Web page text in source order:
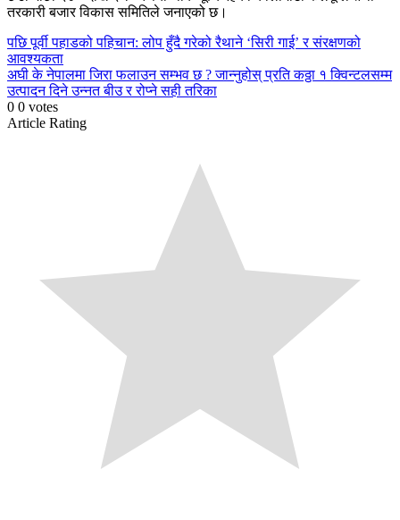
तरकारी बजार विकास समितिले जनाएको छ।
Continue
Reading
पछिपूर्वी पहाडको पहिचान: लोप हुँदै गरेको रैथाने ‘सिरी गाई’ र संरक्षणको
आवश्यकता
अघीके नेपालमा जिरा फलाउन सम्भव छ ? जान्नुहोस् प्रति कठ्ठा १ क्विन्टलसम्म
उत्पादन दिने उन्नत बीउ र रोप्ने सही तरिका
0 0 votes
Article Rating